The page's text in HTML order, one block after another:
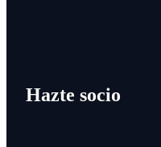
Hazte socio